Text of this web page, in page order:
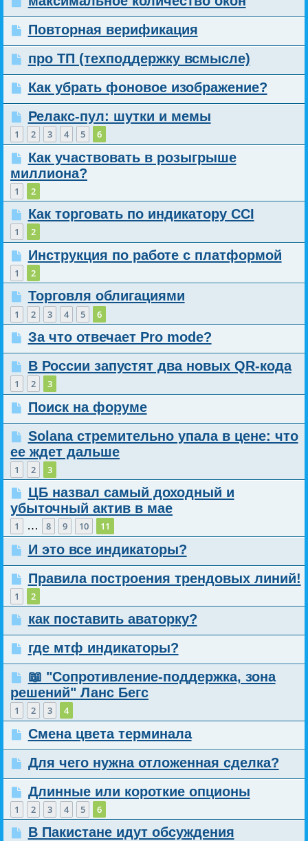
Повторная верификация
про ТП (техподдержку всмысле)
Как убрать фоновое изображение?
Релакс-пул: шутки и мемы
1 2 3 4 5 6
Как участвовать в розыгрыше
миллиона?
1 2
Как торговать по индикатору CCI
1 2
Инструкция по работе с платформой
1 2
Торговля облигациями
1 2 3 4 5 6
За что отвечает Pro mode?
В России запустят два новых QR-кода
1 2 3
Поиск на форуме
Solana стремительно упала в цене: что
ее ждет дальше
1 2 3
ЦБ назвал самый доходный и
убыточный актив в мае
1 … 8 9 10 11
И это все индикаторы?
Правила построения трендовых линий!
1 2
как поставить аваторку?
где мтф индикаторы?
📖 "Сопротивление-поддержка, зона
решений" Ланс Бегс
1 2 3 4
Смена цвета терминала
Для чего нужна отложенная сделка?
Длинные или короткие опционы
1 2 3 4 5 6
В Пакистане идут обсуждения